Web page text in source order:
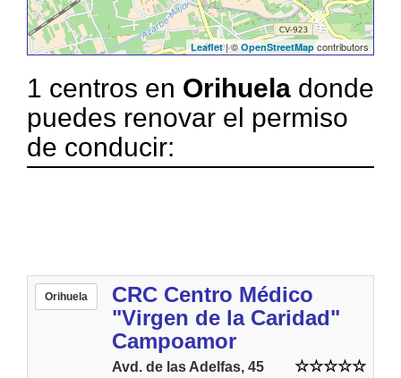
Leaflet| ©OpenStreetMap contributors
1 centros en Orihuela donde
puedes renovar el permiso
de conducir:
Orihuela
CRC Centro Médico
"Virgen de la Caridad"
Campoamor
Avd. de las Adelfas, 45